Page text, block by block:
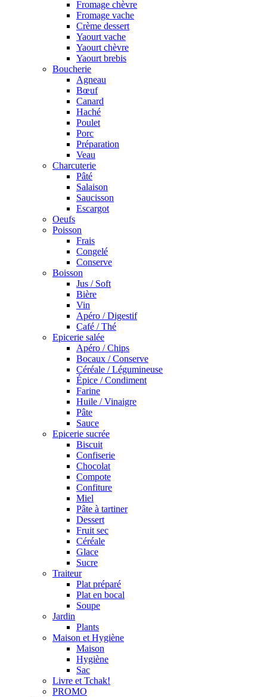
Fromage chèvre
Fromage vache
Crème dessert
Yaourt vache
Yaourt chèvre
Yaourt brebis
Boucherie
Agneau
Bœuf
Canard
Haché
Poulet
Porc
Préparation
Veau
Charcuterie
Pâté
Salaison
Saucisson
Escargot
Oeufs
Poisson
Frais
Congelé
Conserve
Boisson
Jus / Soft
Bière
Vin
Apéro / Digestif
Café / Thé
Epicerie salée
Apéro / Chips
Bocaux / Conserve
Céréale / Légumineuse
Épice / Condiment
Farine
Huile / Vinaigre
Pâte
Sauce
Epicerie sucrée
Biscuit
Confiserie
Chocolat
Compote
Confiture
Miel
Pâte à tartiner
Dessert
Fruit sec
Céréale
Glace
Sucre
Traiteur
Plat préparé
Plat en bocal
Soupe
Jardin
Plants
Maison et Hygiène
Maison
Hygiène
Sac
Livre et Tchak!
PROMO